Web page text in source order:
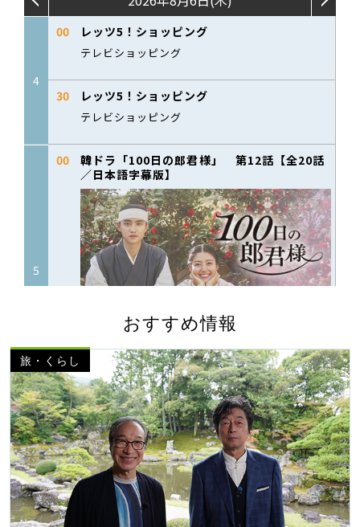
おすすめ情報
旅・くらし